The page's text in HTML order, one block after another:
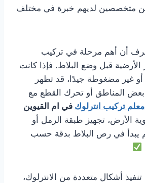
متخصصين لديهم خبرة في مختلف
أن أهم مرحلة في تركيب
الأرضية قبل وضع البلاط. فإذا كانت
أو غير مضغوطة جيدًا، قد تظهر
المناطق أو تحرك القطع مع
معلم تركيب انترلوك في ام القيوين
الأرض، تجهيز طبقة الرمل أو
ثم يبدأ في رص البلاط بدقة حسب
أشكال متعددة من الانترلوك،